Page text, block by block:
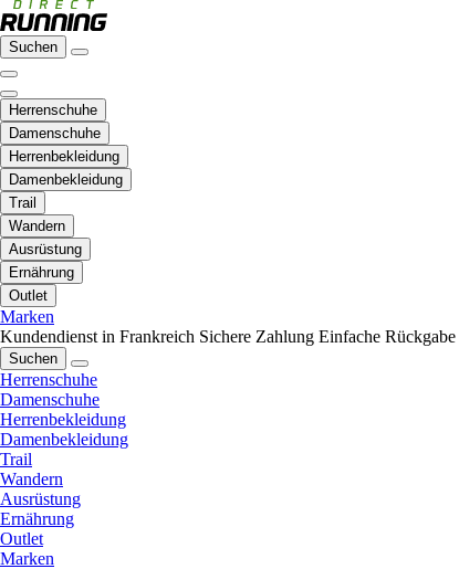
Suchen
Herrenschuhe
Damenschuhe
Herrenbekleidung
Damenbekleidung
Trail
Wandern
Ausrüstung
Ernährung
Outlet
Marken
Kundendienst in Frankreich Sichere Zahlung Einfache Rückgabe
Suchen
Herrenschuhe
Damenschuhe
Herrenbekleidung
Damenbekleidung
Trail
Wandern
Ausrüstung
Ernährung
Outlet
Marken